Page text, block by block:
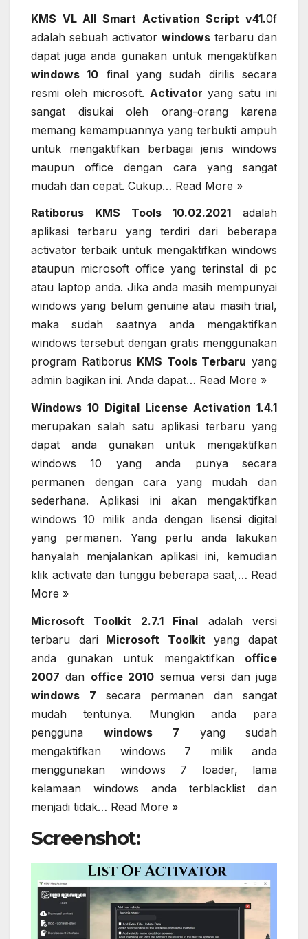
KMS VL All Smart Activation Script v41.0f
adalah sebuah activator windows terbaru dan
dapat juga anda gunakan untuk mengaktifkan
windows 10 final yang sudah dirilis secara
resmi oleh microsoft. Activator yang satu ini
sangat disukai oleh orang-orang karena
memang kemampuannya yang terbukti ampuh
untuk mengaktifkan berbagai jenis windows
maupun office dengan cara yang sangat
mudah dan cepat. Cukup… Read More »
Ratiborus KMS Tools 10.02.2021 adalah
aplikasi terbaru yang terdiri dari beberapa
activator terbaik untuk mengaktifkan windows
ataupun microsoft office yang terinstal di pc
atau laptop anda. Jika anda masih mempunyai
windows yang belum genuine atau masih trial,
maka sudah saatnya anda mengaktifkan
windows tersebut dengan gratis menggunakan
program Ratiborus KMS Tools Terbaru yang
admin bagikan ini. Anda dapat… Read More »
Windows 10 Digital License Activation 1.4.1
merupakan salah satu aplikasi terbaru yang
dapat anda gunakan untuk mengaktifkan
windows 10 yang anda punya secara
permanen dengan cara yang mudah dan
sederhana. Aplikasi ini akan mengaktifkan
windows 10 milik anda dengan lisensi digital
yang permanen. Yang perlu anda lakukan
hanyalah menjalankan aplikasi ini, kemudian
klik activate dan tunggu beberapa saat,… Read
More »
Microsoft Toolkit 2.7.1 Final adalah versi
terbaru dariMicrosoft Toolkit yang dapat
anda gunakan untuk mengaktifkan office
2007 dan office 2010 semua versi dan juga
windows
7 secara permanen dan sangat
mudah tentunya. Mungkin anda para
pengguna windows 7 yang sudah
mengaktifkan windows 7 milik anda
menggunakan windows 7 loader, lama
kelamaan windows anda terblacklist dan
menjadi tidak… Read More »
Screenshot: